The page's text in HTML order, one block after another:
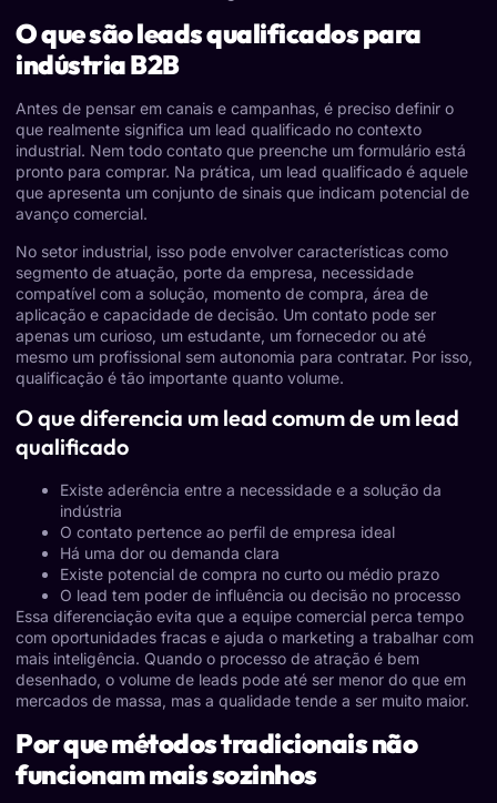
O que são leads qualificados para
indústria B2B
Antes de pensar em canais e campanhas, é preciso definir o
que realmente significa um lead qualificado no contexto
industrial. Nem todo contato que preenche um formulário está
pronto para comprar. Na prática, um lead qualificado é aquele
que apresenta um conjunto de sinais que indicam potencial de
avanço comercial.
No setor industrial, isso pode envolver características como
segmento de atuação, porte da empresa, necessidade
compatível com a solução, momento de compra, área de
aplicação e capacidade de decisão. Um contato pode ser
apenas um curioso, um estudante, um fornecedor ou até
mesmo um profissional sem autonomia para contratar. Por isso,
qualificação é tão importante quanto volume.
O que diferencia um lead comum de um lead
qualificado
Existe aderência entre a necessidade e a solução da
indústria
O contato pertence ao perfil de empresa ideal
Há uma dor ou demanda clara
Existe potencial de compra no curto ou médio prazo
O lead tem poder de influência ou decisão no processo
Essa diferenciação evita que a equipe comercial perca tempo
com oportunidades fracas e ajuda o marketing a trabalhar com
mais inteligência. Quando o processo de atração é bem
desenhado, o volume de leads pode até ser menor do que em
mercados de massa, mas a qualidade tende a ser muito maior.
Por que métodos tradicionais não
funcionam mais sozinhos